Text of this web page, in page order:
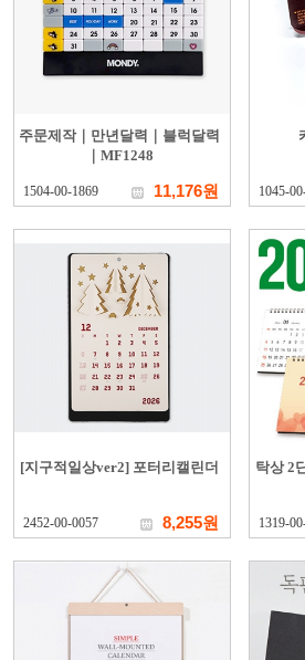
주문제작｜만년달력｜블럭달력
｜MF1248
1504-00-1869 11,176원 1045-
[지구적일상ver2] 포터리캘린더
2452-00-0057 8,255원
탁상 2
1319-